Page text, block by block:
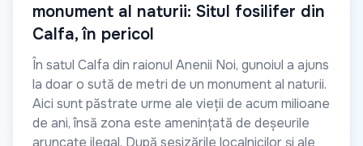
monument al naturii: Situl fosilifer din
Calfa, în pericol
În satul Calfa din raionul Anenii Noi, gunoiul a ajuns
la doar o sută de metri de un monument al naturii.
Aici sunt păstrate urme ale vieții de acum milioane
de ani, însă zona este amenințată de deșeurile
aruncate ilegal. După sesizările localnicilor și ale